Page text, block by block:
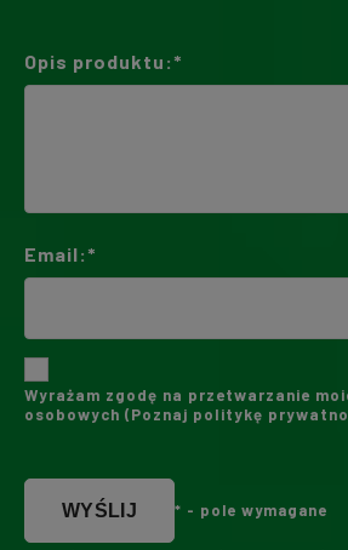
Opis produktu:*
Email:*
Wyrażam zgodę na przetwarzanie
osobowych (Poznaj politykę
WYŚLIJ * - pole wymagane